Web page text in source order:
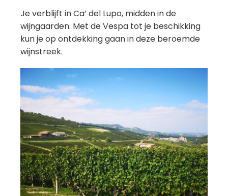
Je verblijft in Ca’ del Lupo, midden in de
wijngaarden. Met de Vespa tot je beschikking
kun je op ontdekking gaan in deze beroemde
wijnstreek.